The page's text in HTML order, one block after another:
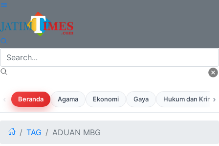
‹ Beranda Agama Ekonomi Gaya Hukum dan ›
TAG ADUAN MBG